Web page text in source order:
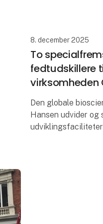
8. december 2025
To
fedtudskillere
virksomheden
Den globale
Hansen udvider